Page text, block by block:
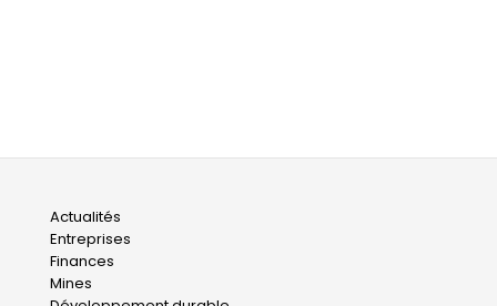
Main
navigation
Actualités
Entreprises
Finances
Mines